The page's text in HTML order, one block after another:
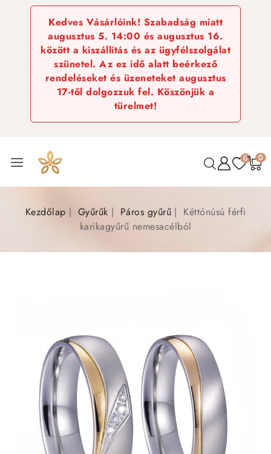
Kedves Vásárlóink! Szabadság miatt
augusztus 5. 14:00 és augusztus 16.
között a kiszállítás és az ügyfélszolgálat
szünetel. Az ez idő alatt beérkező
rendeléseket és üzeneteket augusztus
17-től dolgozzuk fel. Köszönjük a
türelmet!
0 0
Kezdőlap Gyűrűk Páros gyűrű
Kéttónúsú férfi
karikagyűrű nemesacélból